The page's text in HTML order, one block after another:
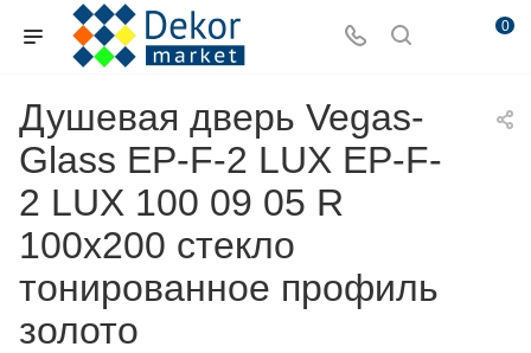
0
Душевая дверь Vegas-
Glass EP-F-2 LUX EP-F-
2 LUX 100 09 05 R
100х200 стекло
тонированное профиль
золото